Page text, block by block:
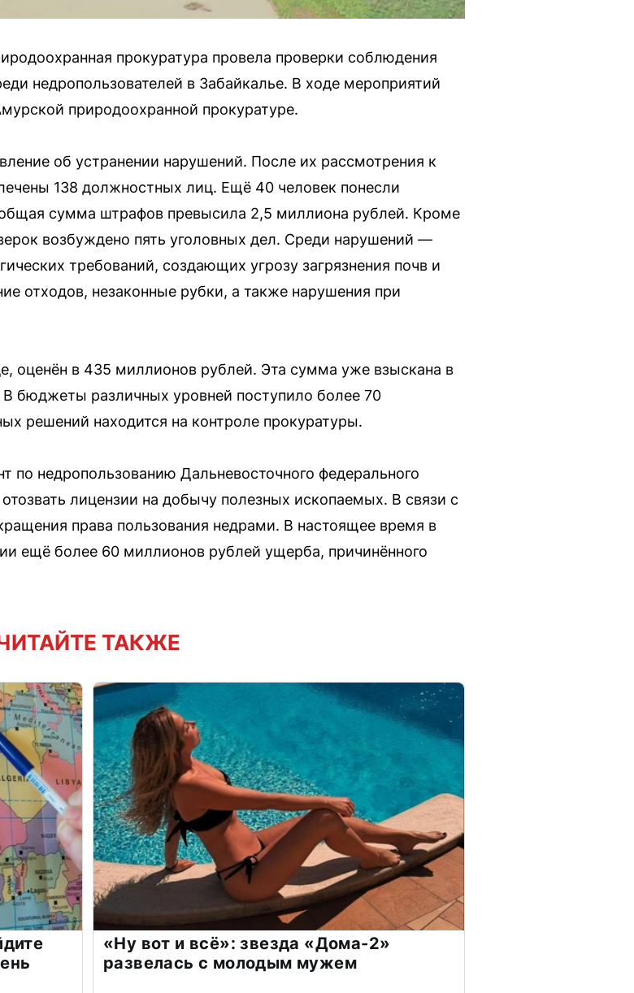
прокуратура провела проверки соблюдения
недропользователей в Забайкалье. В ходе мероприятий
природоохранной прокуратуре.
об устранении нарушений. После их рассмотрения к
138 должностных лиц. Ещё 40 человек понесли
сумма штрафов превысила 2,5 миллиона рублей. Кроме
возбуждено пять уголовных дел. Среди нарушений —
требований, создающих угрозу загрязнения почв и
отходов, незаконные рубки, а также нарушения при
оценён в 435 миллионов рублей. Эта сумма уже взыскана в
бюджеты различных уровней поступило более 70
решений находится на контроле прокуратуры.
по недропользованию Дальневосточного федерального
лицензии на добычу полезных ископаемых. В связи с
права пользования недрами. В настоящее время в
ещё более 60 миллионов рублей ущерба, причинённого
ТАКЖЕ
«Ну вот и всё»: звезда «Дома-2»
развелась с молодым мужем